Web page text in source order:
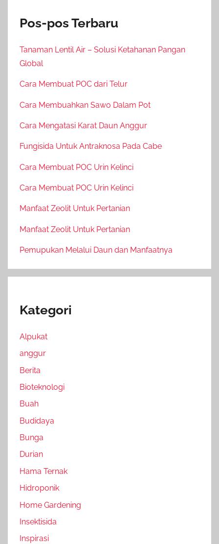
Pos-pos Terbaru
Tanaman Lentil Air – Solusi Ketahanan Pangan
Global
Cara Membuat POC dari Telur
Cara Membuahkan Sawo Dalam Pot
Cara Mengatasi Karat Daun Anggur
Fungisida Untuk Antraknosa Pada Cabe
Cara Membuat POC Urin Kelinci
Cara Membuat POC Urin Kelinci
Manfaat Zeolit Untuk Pertanian
Manfaat Zeolit Untuk Pertanian
Pemupukan Melalui Daun dan Manfaatnya
Kategori
Alpukat
anggur
Berita
Bioteknologi
Buah
Budidaya
Bunga
Durian
Hama Ternak
Hidroponik
Home Gardening
Insektisida
Inspirasi